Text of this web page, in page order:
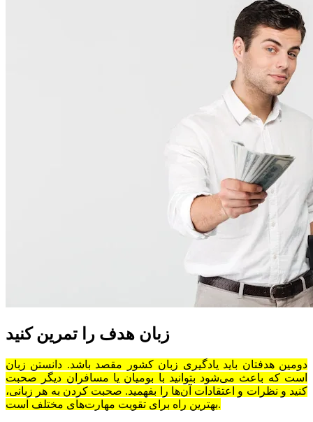
زبان هدف را تمرین کنید
دومین هدفتان باید یادگیری زبان کشور مقصد باشد. دانستن زبان
است که باعث می‌شود بتوانید با بومیان یا مسافران دیگر صحبت
کنید و نظرات و اعتقادات آن‌ها را بفهمید. صحبت کردن به هر زبانی،
بهترین راه برای تقویت مهارت‌های مختلف است.